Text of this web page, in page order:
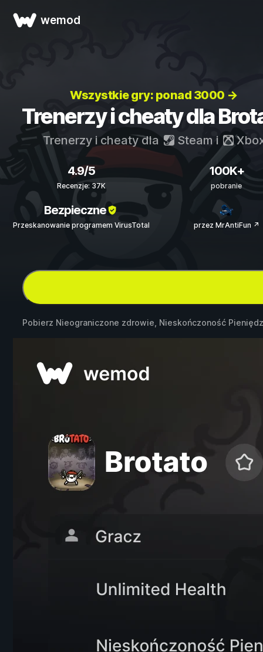
wemod
Wszystkie gry: ponad 3000 →
Trenerzy i cheaty dla
Trenerzy i cheaty dla Steam i
4.9/5
Recenzje: 37K
100K+
pobranie
Bezpieczne
Przeskanowanie programem VirusTotal przez MrAntiFun ↗
Pobierz Nieograniczone zdrowie, Nieskończoność